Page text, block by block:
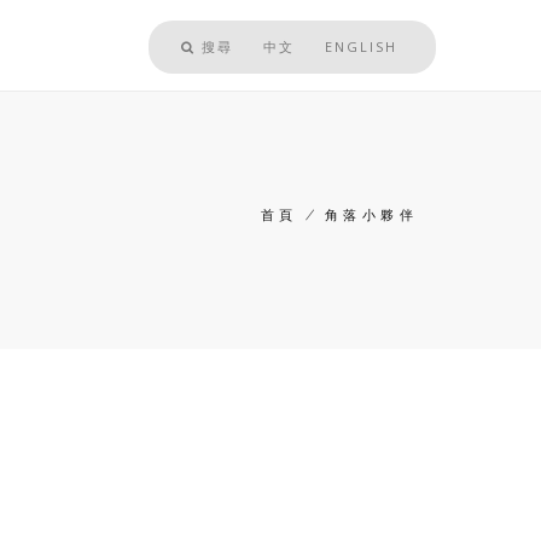
搜尋 中文 ENGLISH
首頁 / 角落小夥伴